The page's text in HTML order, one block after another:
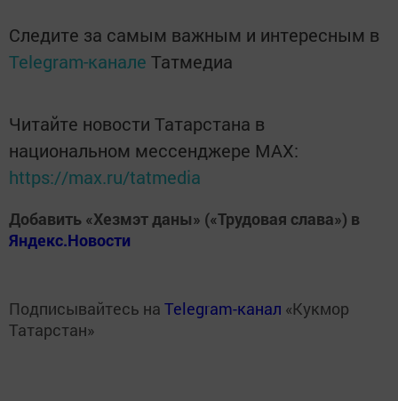
Следите за самым важным и интересным в
Telegram-канале Татмедиа
Читайте новости Татарстана в
национальном мессенджере MАХ:
https://max.ru/tatmedia
Добавить «Хезмэт даны» («Трудовая слава») в
Яндекс.Новости
Подписывайтесь на Telegram-канал «Кукмор
Татарстан»